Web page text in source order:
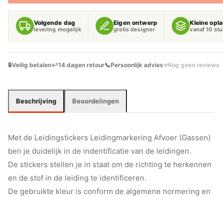
Volgende dag
levering mogelijk
Eigen ontwerp
gratis designer
Kleine
vanaf 10
🔒Veilig betalen↩️14 dagen retour📞Persoonlijk advies⭐Nog geen reviews
Beschrijving Beoordelingen
Met de Leidingstickers Leidingmarkering Afvoer (Gassen)
ben je duidelijk in de indentificatie van de leidingen.
De stickers stellen je in staat om de richting te herkennen
en de stof in de leiding te identificeren.
De gebruikte kleur is conform de algemene normering en